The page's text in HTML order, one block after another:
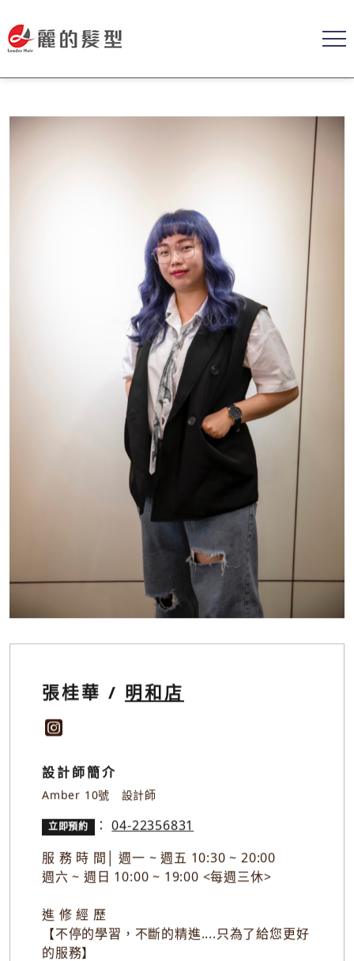
設計師簡介
Amber 10號 設計師
服 務 時 間│ 週一 ~ 週五 10:30 ~ 20:00
週六 ~ 週日 10:00 ~ 19:00 <每週三休>